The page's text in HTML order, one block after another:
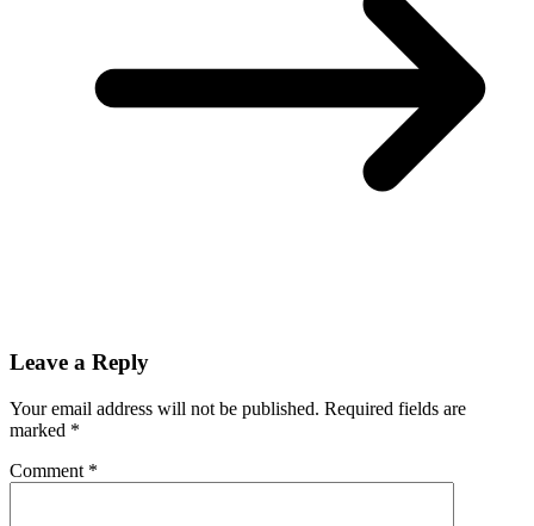
Leave a Reply
Your email address will not be published. Required fields are
marked *
Comment *